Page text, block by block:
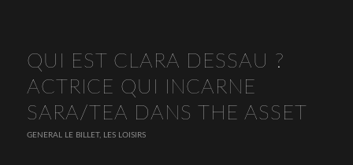
QUI EST CLARA DESSAU ?
ACTRICE QUI INCARNE
SARA/TEA DANS THE ASSET
GENERAL LE BILLET, LES LOISIRS